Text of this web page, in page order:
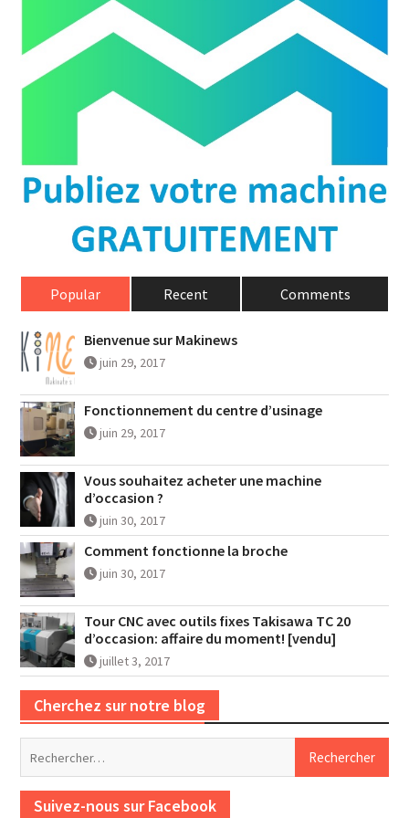
Popular Recent Comments
Bienvenue sur Makinews
juin 29, 2017
Fonctionnement du centre d’usinage
juin 29, 2017
Vous souhaitez acheter une machine
d’occasion ?
juin 30, 2017
Comment fonctionne la broche
juin 30, 2017
Tour CNC avec outils fixes Takisawa TC 20
d’occasion: affaire du moment! [vendu]
juillet 3, 2017
Cherchez sur notre blog
Suivez-nous sur Facebook